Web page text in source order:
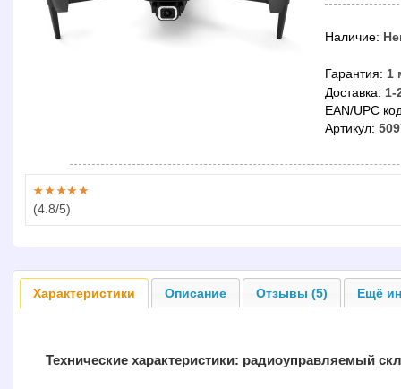
Наличие:
Гарантия: 1
Доставка: 1-
EAN/UPC
Артикул:
(4.8/5)
Характеристики Описание Отзывы (5) Ещё
Технические характеристики: радиоуправляемый